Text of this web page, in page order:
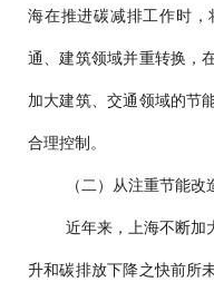
海在推进碳减排工作时
通、建筑领域并重转换，
加大建筑、交通领域的节
合理控制。
（二）从注重节能
近年来，上海不断加
升和碳排放下降之快前所